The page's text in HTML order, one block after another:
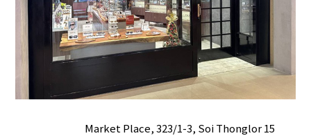
Market Place, 323/1-3, Soi Thonglor 15